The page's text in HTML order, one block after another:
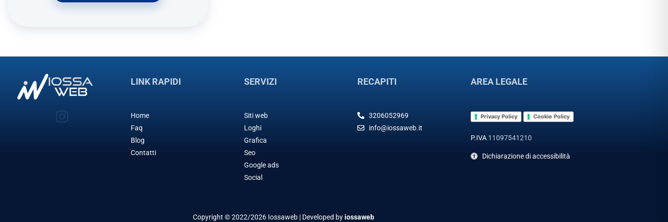
LINK RAPIDI
Home
Faq
Blog
Contatti
SERVIZI
Siti web
Loghi
Grafica
Seo
Google ads
Social
RECAPITI
3206052969
info@iossaweb.it
AREA LEGALE
Privacy Policy Cookie Policy
P.IVA 11097541210
Dichiarazione di accessibilità
Copyright © 2022/2026 Iossaweb | Developed byiossaweb